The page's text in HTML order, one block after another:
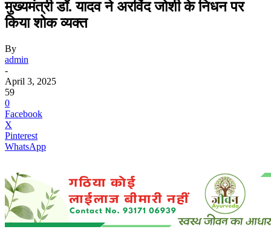
मुख्यमंत्री डॉ. यादव ने अरविंद जोशी के निधन पर
किया शोक व्यक्त
By
admin
-
April 3, 2025
59
0
Facebook
X
Pinterest
WhatsApp